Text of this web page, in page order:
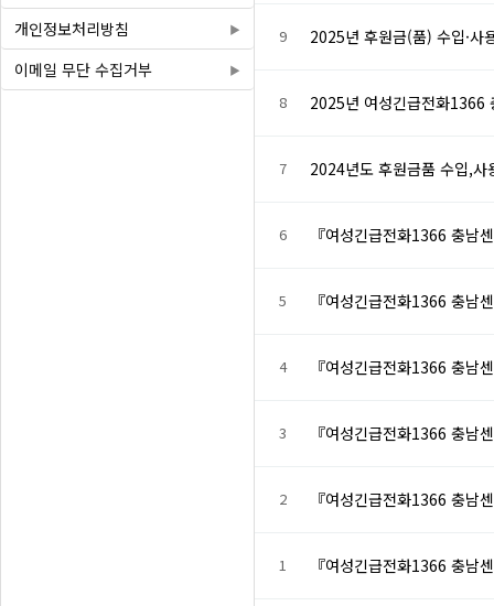
개인정보처리방침
이메일 무단 수집거부
9 2025년 후원금(품) 수입·사
8 2025년 여성긴급전화1366
7 2024년도 후원금품 수입,
6 『여성긴급전화1366 충남
5 『여성긴급전화1366 충남
4 『여성긴급전화1366 충남
3 『여성긴급전화1366 충남
2 『여성긴급전화1366 충남
1 『여성긴급전화1366 충남